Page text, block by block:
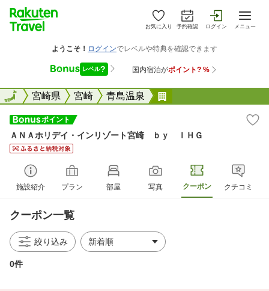
お気に入り 予約確認 ログイン メニュー
全国宮崎県 宮崎 青島温泉
全国
ＡＮＡホリデイ・インリゾート宮崎 ｂｙ ＩＨＧ
施設紹介 プラン 部屋 写真 クーポン クチコミ
クーポン一覧
絞り込み
0件